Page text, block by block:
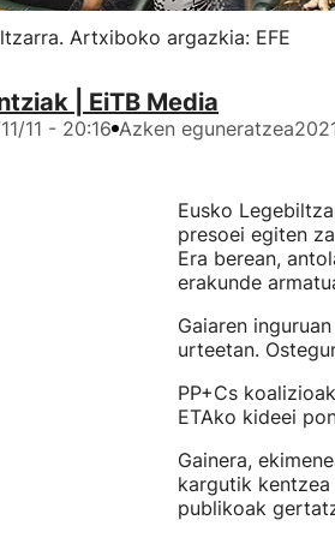
Artxiboko argazkia: EFE
| EiTB Media
11 - 20:16 Azken eguneratzea
Eusko
presoei egiten
Era berean,
erakunde
Gaiaren
urteetan.
PP+Cs
ETAko kideei
Gainera,
kargutik
publikoak